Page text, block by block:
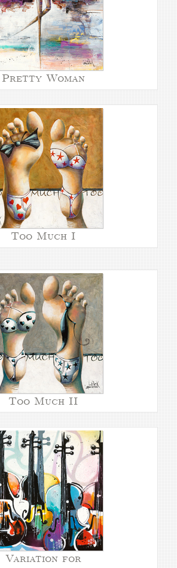
Pretty Woman
Too Much I
Too Much II
Variation for